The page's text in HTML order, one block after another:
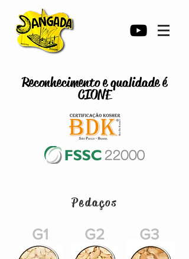
Reconhecimento e qualidade é
CIONE
Pedaços
G1 G2 G3